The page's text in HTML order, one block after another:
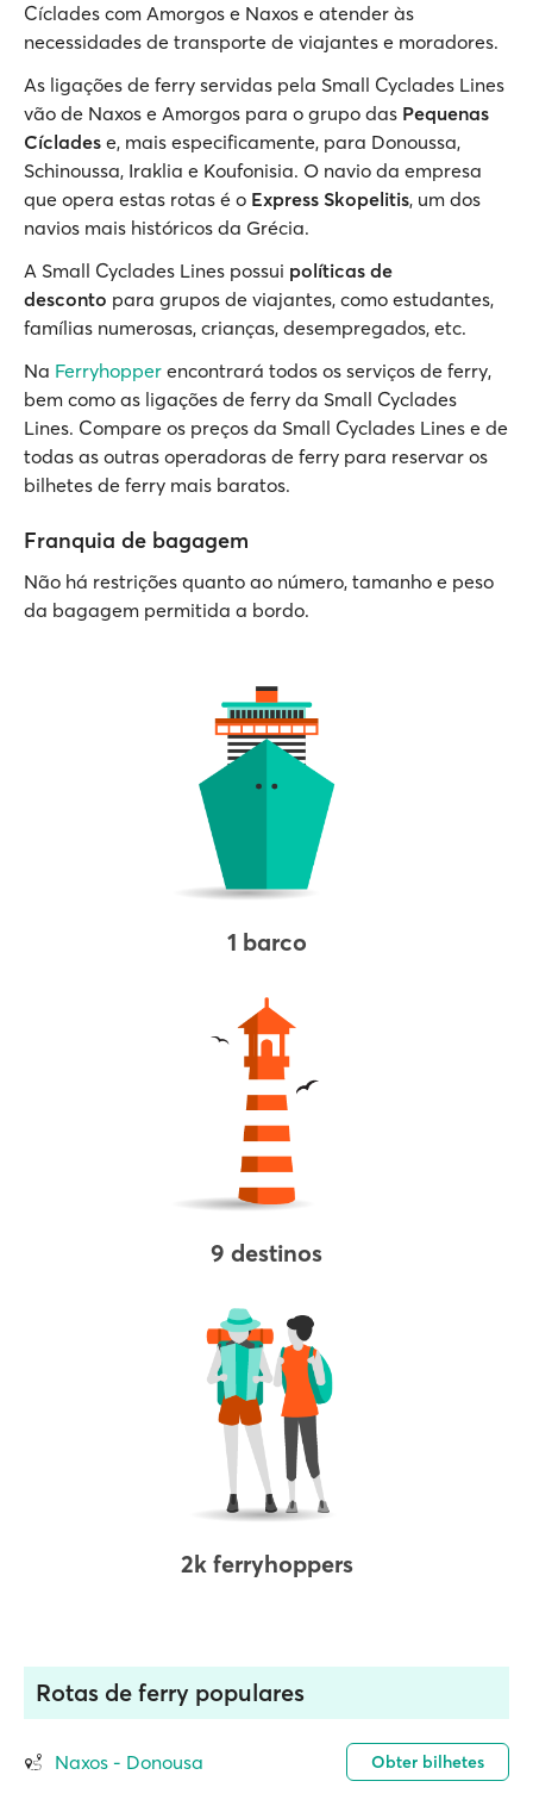
Cíclades com Amorgos e Naxos e atender às
necessidades de transporte de viajantes e moradores.
As ligações de ferry servidas pela Small Cyclades Lines
vão de Naxos e Amorgos para o grupo das Pequenas
Cíclades e, mais especificamente, para Donoussa,
Schinoussa, Iraklia e Koufonisia. O navio da empresa
que opera estas rotas é o Express Skopelitis, um dos
navios mais históricos da Grécia.
A Small Cyclades Lines possui políticas de
desconto para grupos de viajantes, como estudantes,
famílias numerosas, crianças, desempregados, etc.
Na Ferryhopper encontrará todos os serviços de ferry,
bem como as ligações de ferry da Small Cyclades
Lines. Compare os preços da Small Cyclades Lines e de
todas as outras operadoras de ferry para reservar os
bilhetes de ferry mais baratos.
Franquia de bagagem
Não há restrições quanto ao número, tamanho e peso
da bagagem permitida a bordo.
1 barco
9 destinos
2k ferryhoppers
Rotas de ferry populares
Naxos - Donousa Obter bilhetes